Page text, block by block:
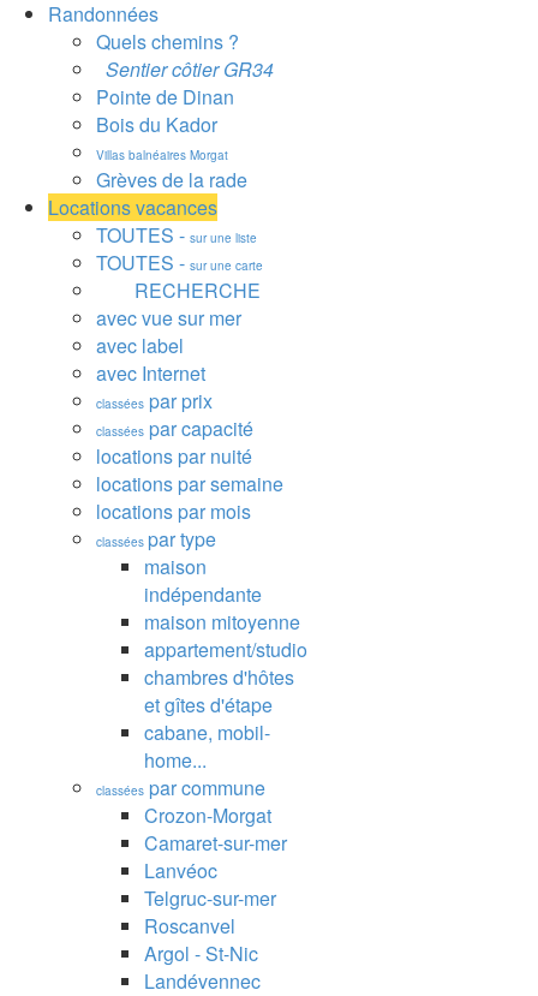
Randonnées
Quels chemins ?
Sentier côtier GR34
Pointe de Dinan
Bois du Kador
Villas balnéaires Morgat
Grèves de la rade
Locations vacances
TOUTES - sur une liste
TOUTES - sur une carte
RECHERCHE
avec vue sur mer
avec label
avec Internet
classées par prix
classées par capacité
locations par nuité
locations par semaine
locations par mois
classées par type
maison
indépendante
maison mitoyenne
appartement/studio
chambres d'hôtes
et gîtes d'étape
cabane, mobil-
home...
classées par commune
Crozon-Morgat
Camaret-sur-mer
Lanvéoc
Telgruc-sur-mer
Roscanvel
Argol - St-Nic
Landévennec